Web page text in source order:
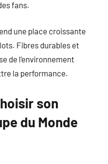
fans.
une place croissante
Fibres durables et
de l’environnement
la performance.
son
du Monde